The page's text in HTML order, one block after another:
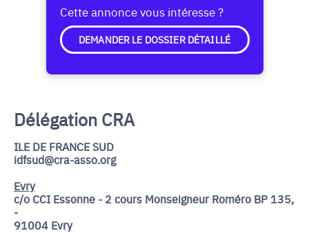
Cette annonce vous intéresse ?
DEMANDER LE DOSSIER DÉTAILLÉ
Délégation CRA
ILE DE FRANCE SUD
idfsud@cra-asso.org
Evry
c/o CCI Essonne - 2 cours Monseigneur Roméro BP 135,
-
91004 Evry